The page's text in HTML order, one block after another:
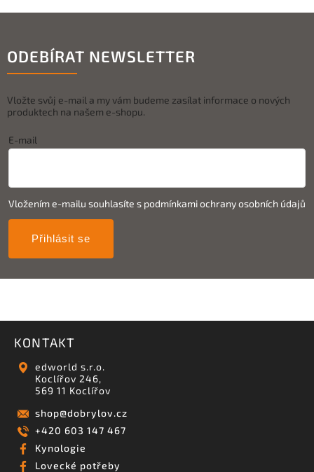
ODEBÍRAT NEWSLETTER
Vložte svůj e-mail a my vám budeme zasílat informace o nových
produktech na našem e-shopu.
E-mail
Vložením e-mailu souhlasíte s podmínkami ochrany osobních údajů
Přihlásit se
KONTAKT
edworld s.r.o.
Koclířov 246,
569 11 Koclířov
shop@dobrylov.cz
+420 603 147 467
Kynologie
Lovecké potřeby